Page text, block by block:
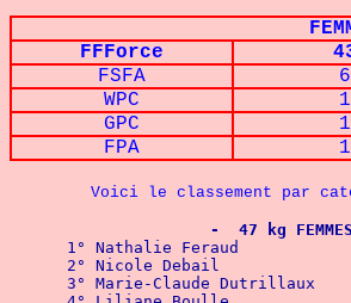
FFForce
FSFA
6
WPC
1
GPC
1
FPA
1
Voici le classement par
		-  47 kg FEMMES